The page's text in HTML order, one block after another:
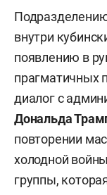
внутри
появлению в
прагматичных
диалог с
Дональда
повторении
холодной
группы,